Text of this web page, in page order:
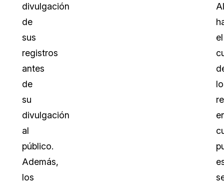
divulgación
de
sus
registros
antes
de
su
divulgación
al
público.
Además,
los
Al
el